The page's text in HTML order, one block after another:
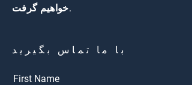
خواهیم گرفت.
با ما تماس بگیرید
First Name